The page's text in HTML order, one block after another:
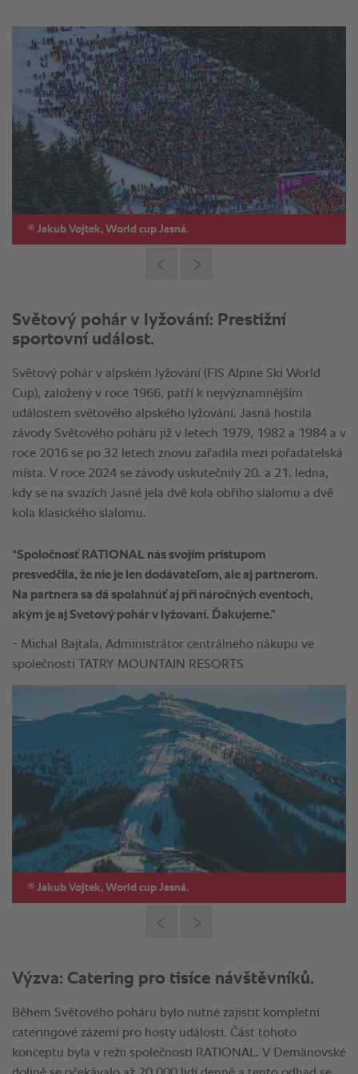
© Jakub Vojtek, World cup Jasná.
“Spoločnosť RATIONAL nás svojím prístupom
presvedčila, že nie je len dodávateľom, ale aj partnerom.
Na partnera sa dá spolahnúť aj při náročných eventoch,
akým je aj Svetový pohár v lyžovaní. Ďakujeme.”
- Michal Bajtala, Administrátor centrálneho nákupu ve
společnosti TATRY MOUNTAIN RESORTS
© Jakub Vojtek, World cup Jasná.